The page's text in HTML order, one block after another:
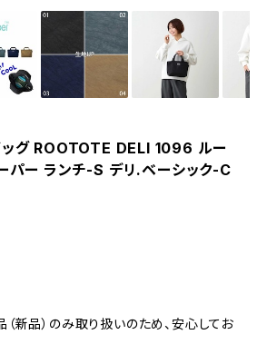
グ ROOTOTE DELI 1096 ルー
パー ランチ-S デリ.ベーシック-C
新品）のみ取り扱いのため、安心してお